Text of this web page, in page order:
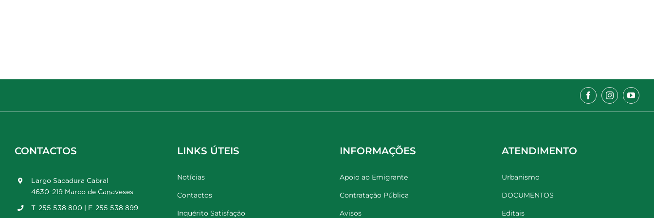
CONTACTOS
Largo Sacadura Cabral
4630-219 Marco de Canaveses
T. 255 538 800 | F. 255 538 899
LINKS ÚTEIS
Notícias
Contactos
Inquérito Satisfação
INFORMAÇÕES
Apoio ao Emigrante
Contratação Pública
Avisos
ATENDIMENTO
Urbanismo
DOCUMENTOS
Editais